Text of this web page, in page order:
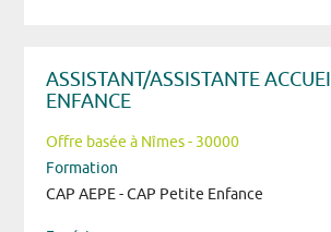
ASSISTANT/ASSISTANTE
ENFANCE
Offre basée à Nîmes - 30000
Formation
CAP AEPE - CAP Petite Enfance